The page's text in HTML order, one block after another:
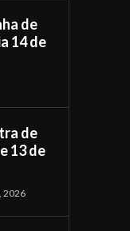
de
14 de
de
13 de
2026